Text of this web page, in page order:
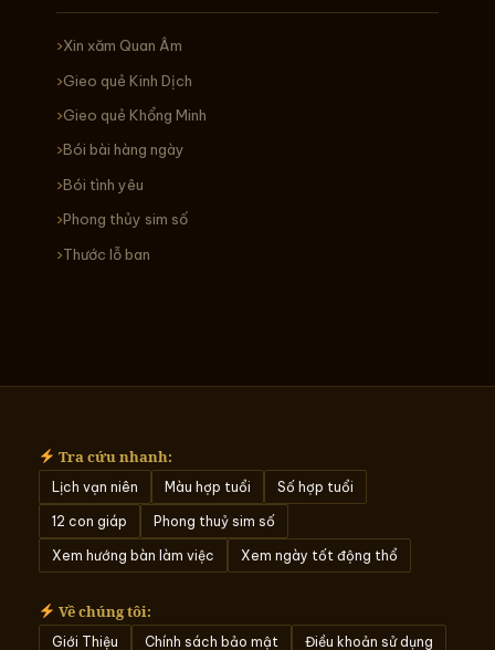
Xin xăm Quan Âm
Gieo quẻ Kinh Dịch
Gieo quẻ Khổng Minh
Bói bài hàng ngày
Bói tình yêu
Phong thủy sim số
Thước lỗ ban
Tra cứu nhanh:
Lịch vạn niên Màu hợp tuổi Số hợp tuổi
12 con giáp Phong thuỷ sim số
Xem hướng bàn làm việc Xem ngày tốt động thổ
Về chúng tôi:
Giới Thiệu Chính sách bảo mật Điều khoản sử dụng